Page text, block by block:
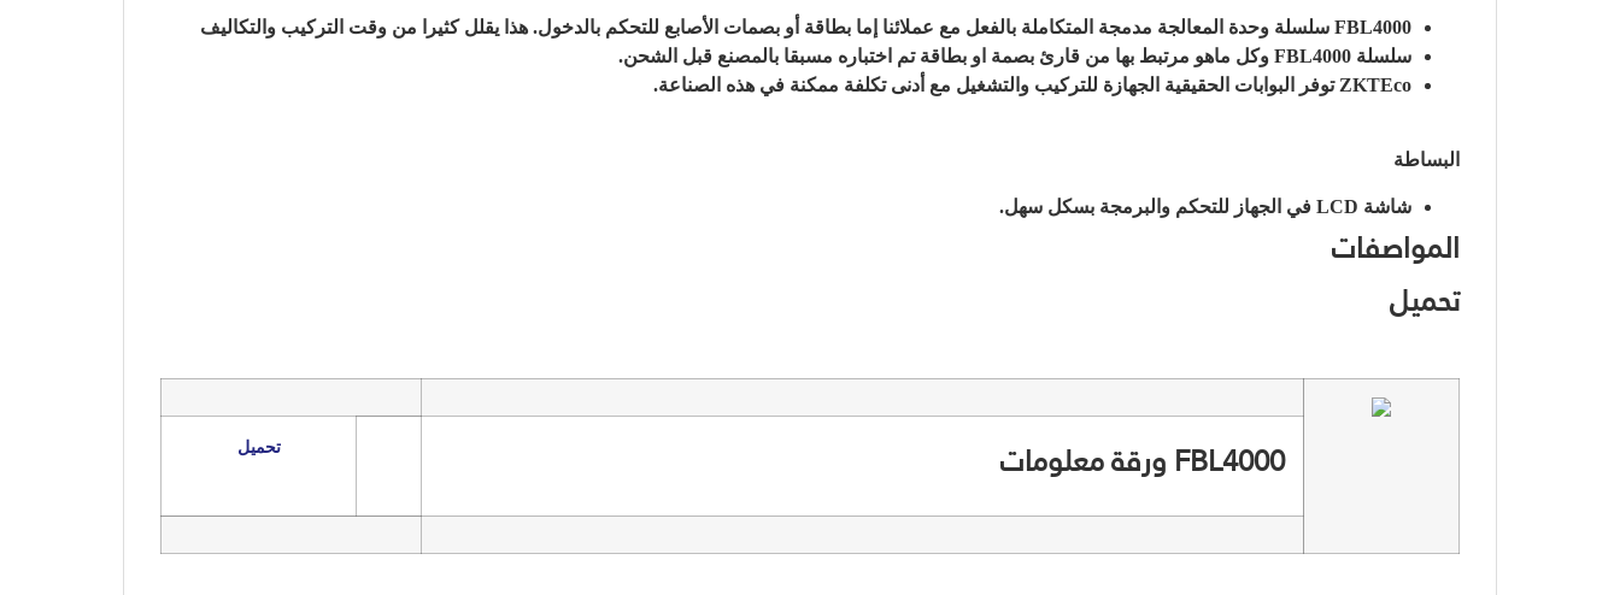
FBL4000 سلسلة وحدة المعالجة مدمجة المتكاملة بالفعل مع عملائنا إما بطاقة أو بصمات الأصابع للتحكم بالدخول. هذا يقلل كثيرا من وقت التركيب والتكاليف
سلسلة FBL4000 وكل ماهو مرتبط بها من قارئ بصمة او بطاقة تم اختباره مسبقا بالمصنع قبل الشحن.
ZKTEco توفر البوابات الحقيقية الجهازة للتركيب والتشغيل مع أدنى تكلفة ممكنة في هذه الصناعة.
البساطة
شاشة LCD في الجهاز للتحكم والبرمجة بسكل سهل.
المواصفات
تحميل
تحميل ورقة معلومات FBL4000